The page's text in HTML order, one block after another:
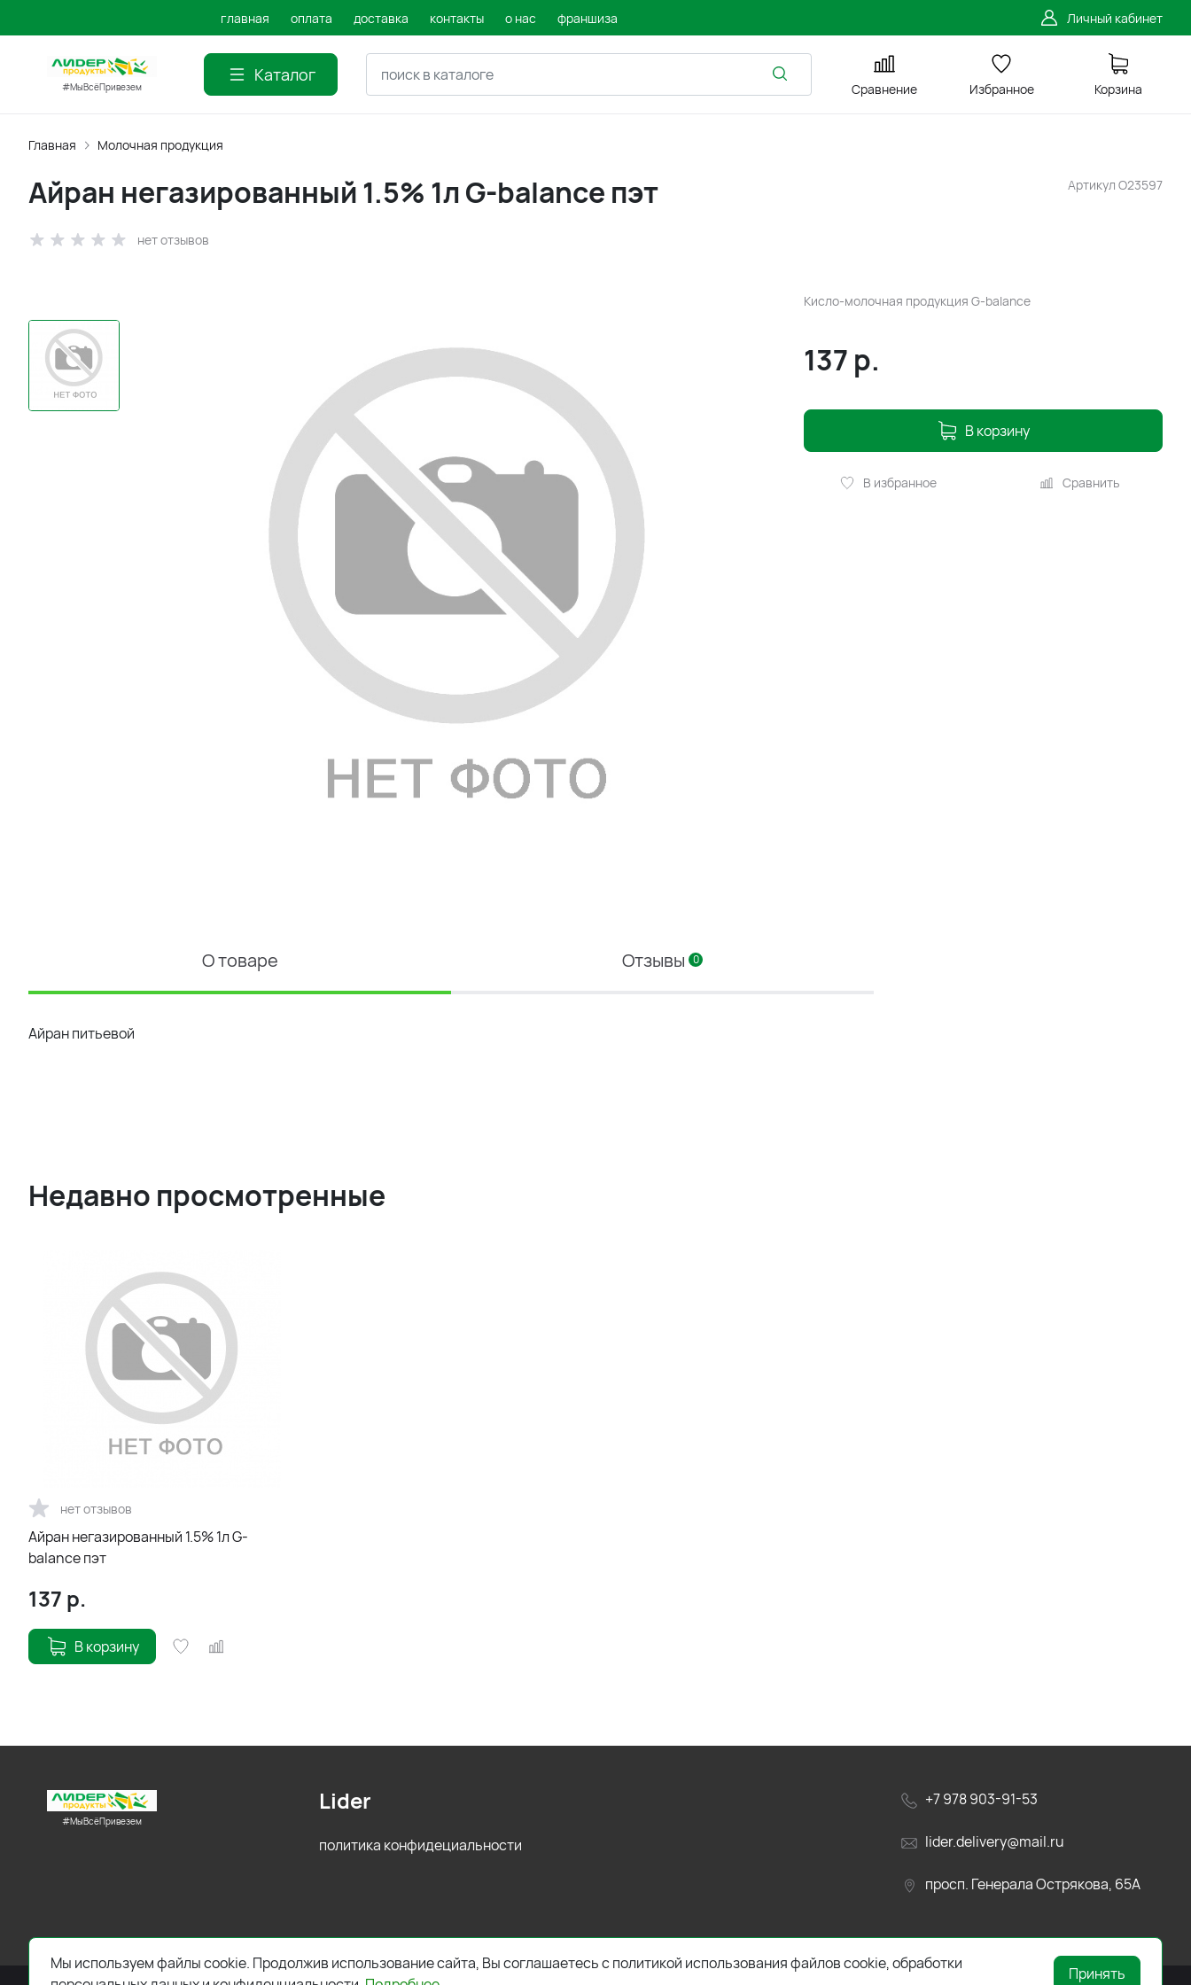
главная оплата доставка контакты о нас франшиза Личный кабинет
#МыВсёПривезем
Каталог
Сравнение Избранное Корзина
Главная Молочная продукция
Артикул O23597
Айран негазированный 1.5% 1л G-balance пэт
нет отзывов
Кисло-молочная продукция G-balance
137 р.
В корзину
В избранное Сравнить
О товаре Отзывы 0
Айран питьевой
Недавно просмотренные
нет отзывов
Айран негазированный 1.5% 1л G-
balance пэт
137 р.
В корзину
#МыВсёПривезем
+7 978 903-91-53
lider.delivery@mail.ru
просп. Генерала Острякова, 65А
Lider
политика конфидециальности
Мы используем файлы cookie. Продолжив использование сайта, Вы соглашаетесь с политикой использования файлов cookie, обработки
Принять